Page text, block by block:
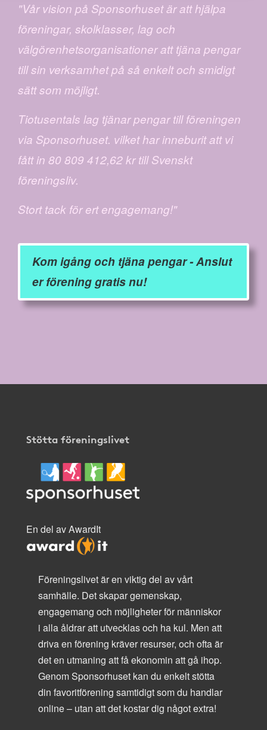
"Vår vision på Sponsorhuset är att hjälpa
föreningar, skolklasser, lag och
välgörenhetsorganisationer att tjäna pengar
till sin verksamhet på så enkelt och smidigt
sätt som möjligt.
Tiotusentals lag tjänar pengar till föreningen
via Sponsorhuset. vilket har inneburit att vi
fått in 80 809 412,62 kr till Svenskt
föreningsliv.
Stort tack för ert engagemang!"
Kom igång och tjäna pengar - Anslut
er förening gratis nu!
Stötta föreningslivet
En del av AwardIt
Föreningslivet är en viktig del av vårt
samhälle. Det skapar gemenskap,
engagemang och möjligheter för människor
i alla åldrar att utvecklas och ha kul. Men att
driva en förening kräver resurser, och ofta är
det en utmaning att få ekonomin att gå ihop.
Genom Sponsorhuset kan du enkelt stötta
din favoritförening samtidigt som du handlar
online – utan att det kostar dig något extra!